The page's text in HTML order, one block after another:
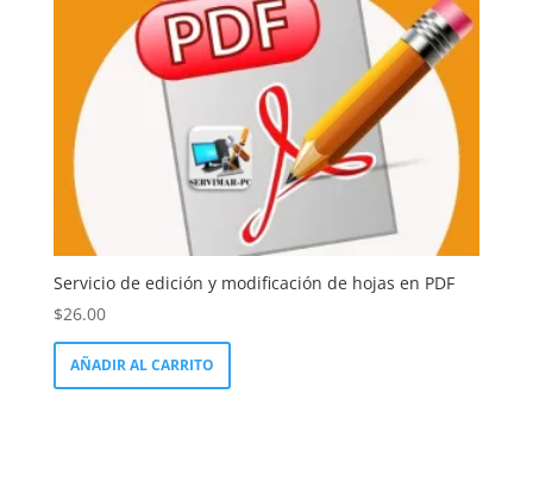
Servicio de edición y modificación de hojas en PDF
$26.00
AÑADIR AL CARRITO